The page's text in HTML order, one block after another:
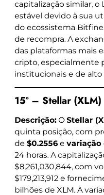
capitalização similar, o
estável devido à sua
do ecossistema
de recompra. A
das plataformas mais
cripto, especialmente
institucionais e de alto
15º – Stellar
Descrição: O Stellar
quinta posição, com
de $0.2556 e variação
24 horas. A
$8,261,030,844, com
$179,213,912 e
bilhões de XLM. A